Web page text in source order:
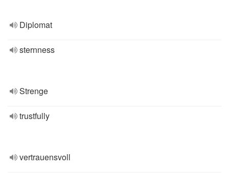
Diplomat
sternness
Strenge
trustfully
vertrauensvoll